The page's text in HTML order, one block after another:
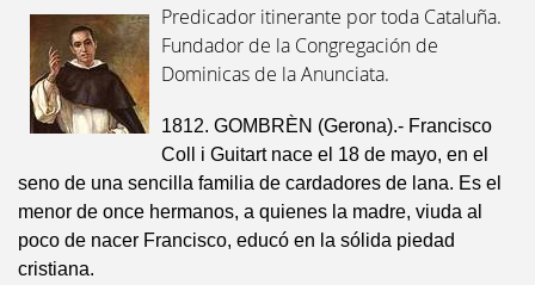
Predicador itinerante por toda Cataluña.
Fundador de la Congregación de
Dominicas de la Anunciata.
1812. GOMBRÈN (Gerona).- Francisco
Coll i Guitart nace el 18 de mayo, en el
seno de una sencilla familia de cardadores de lana. Es el
menor de once hermanos, a quienes la madre, viuda al
poco de nacer Francisco, educó en la sólida piedad
cristiana.